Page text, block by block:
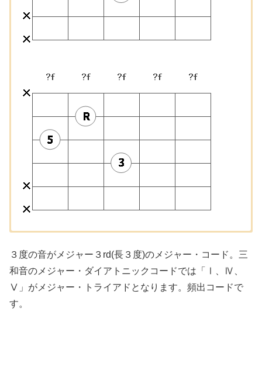
３度の音がメジャー３rd(長３度)のメジャー・コード。三
和音のメジャー・ダイアトニックコードでは「Ⅰ、Ⅳ、
Ⅴ」がメジャー・トライアドとなります。頻出コードで
す。